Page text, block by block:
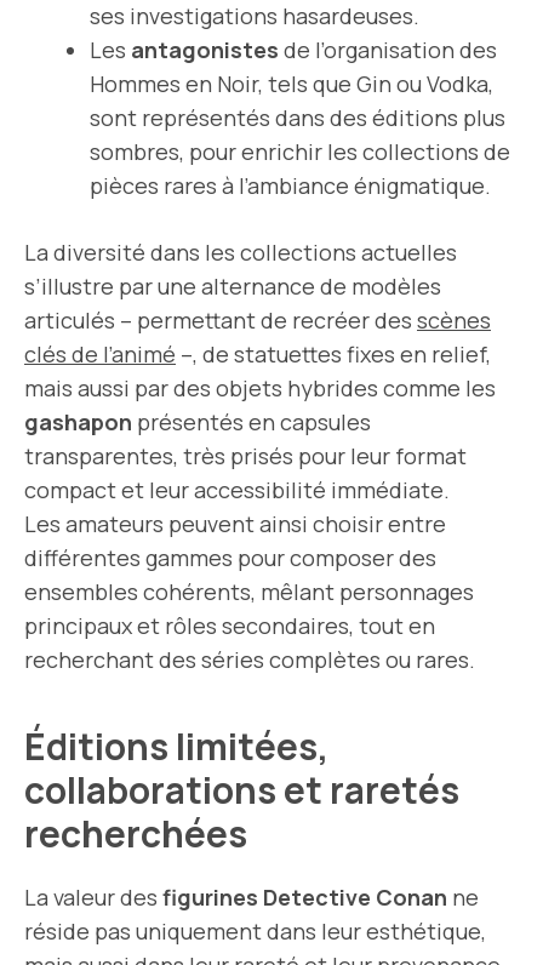
ses investigations hasardeuses.
Les antagonistes de l’organisation des
Hommes en Noir, tels que Gin ou Vodka,
sont représentés dans des éditions plus
sombres, pour enrichir les collections de
pièces rares à l’ambiance énigmatique.
La diversité dans les collections actuelles
s’illustre par une alternance de modèles
articulés – permettant de recréer des scènes
clés de l’animé –, de statuettes fixes en relief,
mais aussi par des objets hybrides comme les
gashapon présentés en capsules
transparentes, très prisés pour leur format
compact et leur accessibilité immédiate.
Les amateurs peuvent ainsi choisir entre
différentes gammes pour composer des
ensembles cohérents, mêlant personnages
principaux et rôles secondaires, tout en
recherchant des séries complètes ou rares.
Éditions limitées,
collaborations et raretés
recherchées
La valeur des figurines Detective Conan ne
réside pas uniquement dans leur esthétique,